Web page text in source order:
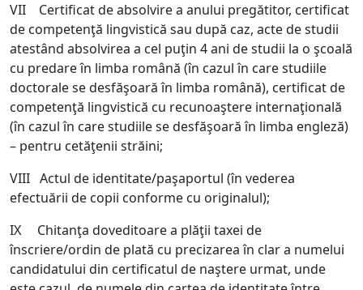
VII Certificat de absolvire a anului pregătitor, certificat
de competenţă lingvistică sau după caz, acte de studii
atestând absolvirea a cel puţin 4 ani de studii la o şcoală
cu predare în limba română (în cazul în care studiile
doctorale se desfăşoară în limba română), certificat de
competenţă lingvistică cu recunoaştere internaţională
(în cazul în care studiile se desfăşoară în limba engleză)
– pentru cetăţenii străini;
VIII Actul de identitate/paşaportul (în vederea
efectuării de copii conforme cu originalul);
IX Chitanţa doveditoare a plăţii taxei de
înscriere/ordin de plată cu precizarea în clar a numelui
candidatului din certificatul de naştere urmat, unde